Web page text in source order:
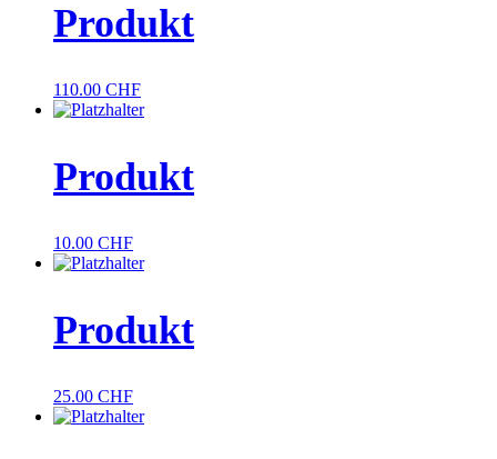
Produkt
110.00 CHF
Produkt
10.00 CHF
Produkt
25.00 CHF